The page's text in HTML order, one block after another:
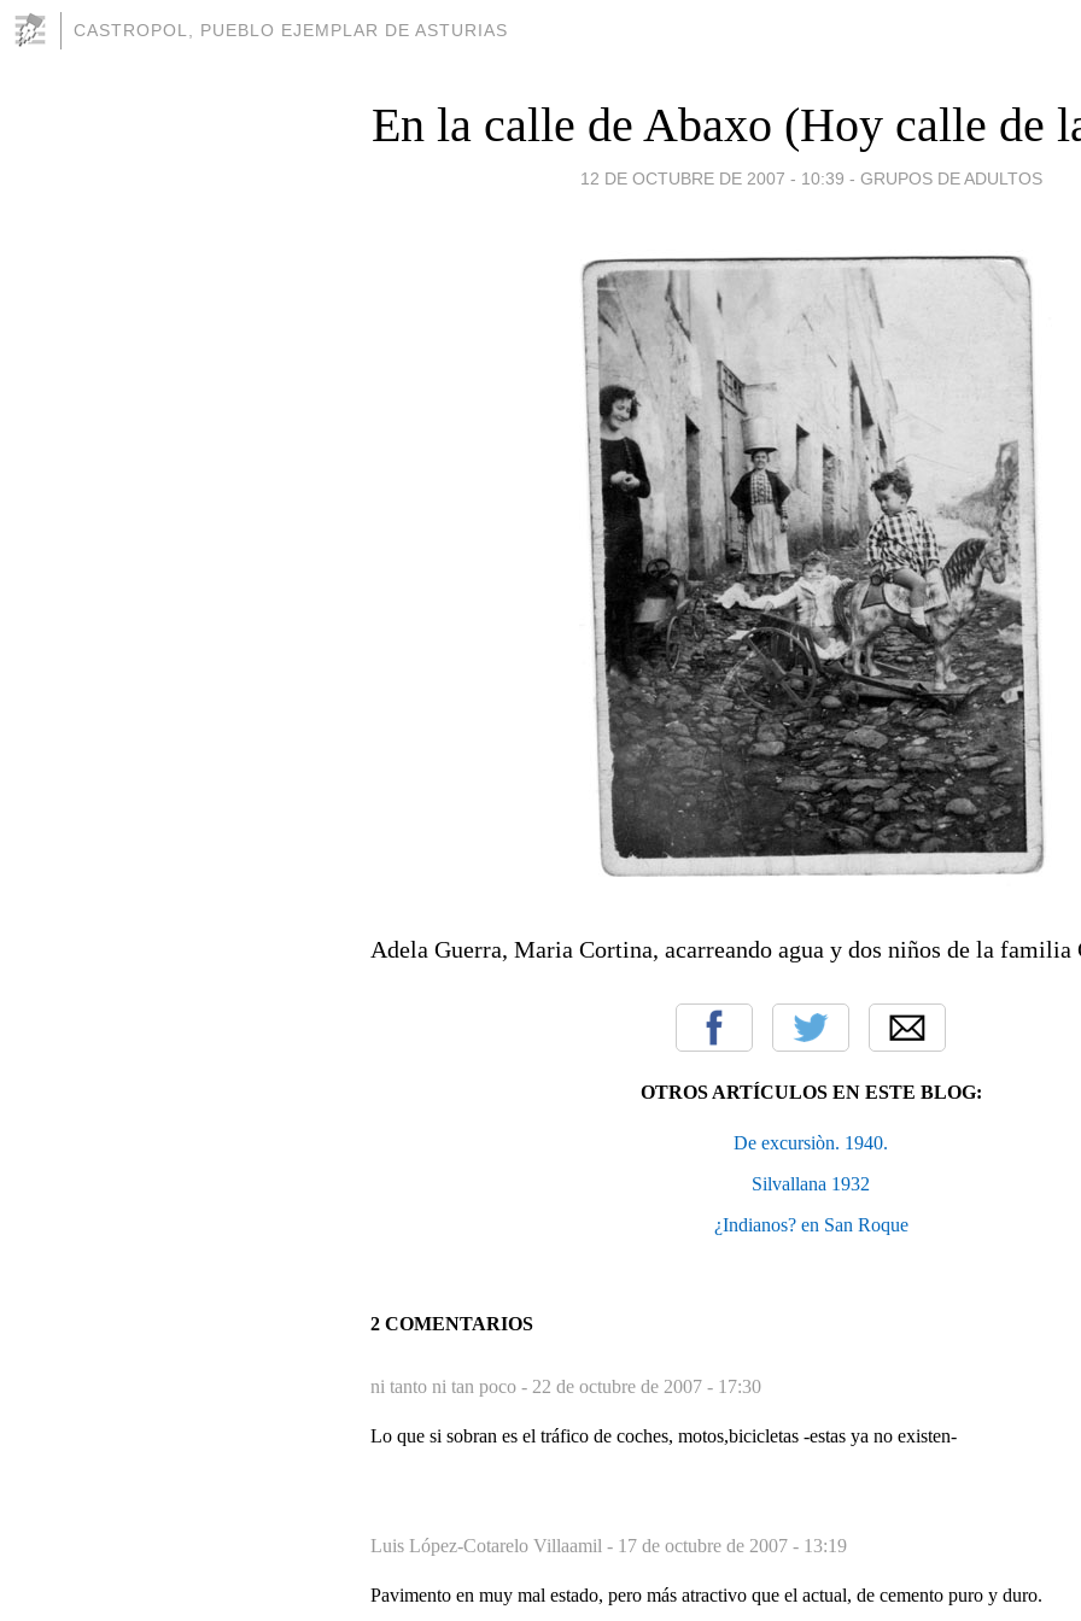
CASTROPOL, PUEBLO EJEMPLAR DE ASTURIAS
En la calle de Abaxo (Hoy calle de
12 DE OCTUBRE DE 2007 - 10:39 - GRUPOS DE ADULTOS
Adela Guerra, Maria Cortina, acarreando agua y dos niños de la familia
OTROS ARTÍCULOS EN ESTE BLOG:
De excursiòn. 1940.
Silvallana 1932
¿Indianos? en San Roque
2 COMENTARIOS
ni tanto ni tan poco - 22 de octubre de 2007 - 17:30
Lo que si sobran es el tráfico de coches, motos,bicicletas -estas ya no existen-
Luis López-Cotarelo Villaamil - 17 de octubre de 2007 - 13:19
Pavimento en muy mal estado, pero más atractivo que el actual, de cemento puro y duro.